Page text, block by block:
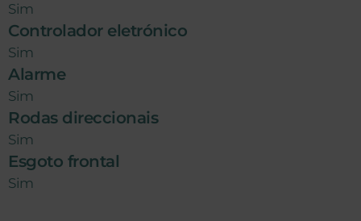
Sim
Controlador eletrónico
Sim
Alarme
Sim
Rodas direccionais
Sim
Esgoto frontal
Sim